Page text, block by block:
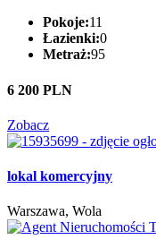
Pokoje:11
Łazienki:0
Metraż:95
6 200 PLN
Zobacz
lokal komercyjny
Warszawa, Wola